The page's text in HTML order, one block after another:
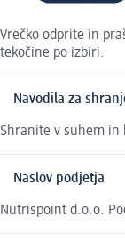
Vrečko odprite in
tekočine po izbiri.
Navodila za
Shranite v suhem in
Naslov podjetja
Nutrispoint d.o.o.